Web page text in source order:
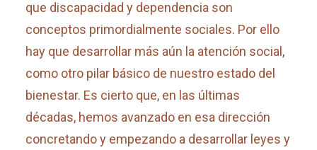
que discapacidad y dependencia son
conceptos primordialmente sociales. Por ello
hay que desarrollar más aún la atención social,
como otro pilar básico de nuestro estado del
bienestar. Es cierto que, en las últimas
décadas, hemos avanzado en esa dirección
concretando y empezando a desarrollar leyes y